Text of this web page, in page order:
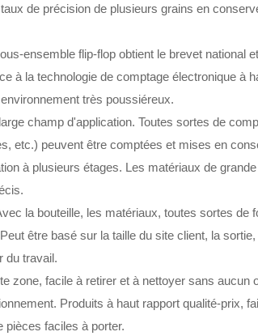
de précision de plusieurs grains en
ensemble flip-flop obtient le brevet national
à la technologie de comptage électronique à
très poussiéreux.
champ d'application. Toutes sortes de
etc.) peuvent être comptées et mises en
à plusieurs étages. Les matériaux de
la bouteille, les matériaux, toutes sortes
être basé sur la taille du site client, la
du travail.
zone, facile à retirer et à nettoyer sans aucun
Produits à haut rapport qualité-prix,
pièces faciles à porter.